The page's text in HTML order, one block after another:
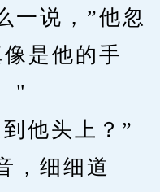
一说，”他忽
是他的手
"
他头上？”
细细道